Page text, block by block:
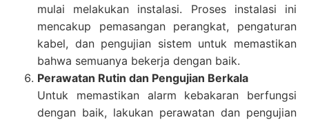
mulai melakukan instalasi. Proses instalasi ini
mencakup pemasangan perangkat, pengaturan
kabel, dan pengujian sistem untuk memastikan
bahwa semuanya bekerja dengan baik.
Perawatan Rutin dan Pengujian Berkala
Untuk memastikan alarm kebakaran berfungsi
dengan baik, lakukan perawatan dan pengujian